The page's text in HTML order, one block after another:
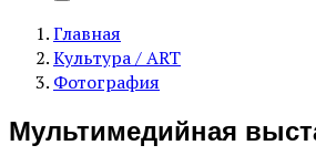
Главная
Культура / ART
Фотография
Мультимедийная